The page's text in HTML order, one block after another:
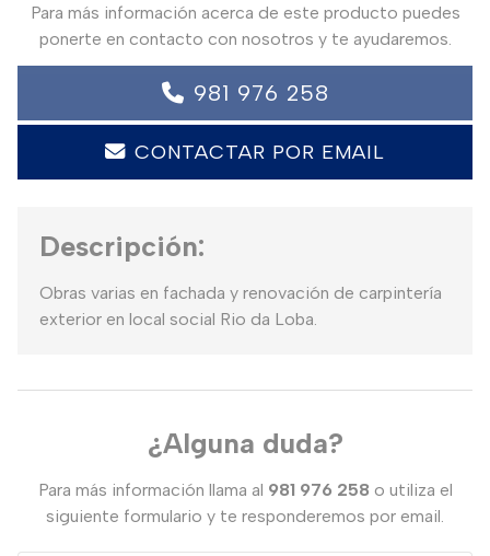
Para más información acerca de este producto puedes
ponerte en contacto con nosotros y te ayudaremos.
981 976 258
CONTACTAR POR EMAIL
Descripción:
Obras varias en fachada y renovación de carpintería
exterior en local social Rio da Loba.
¿Alguna duda?
Para más información llama al 981 976 258 o utiliza el
siguiente formulario y te responderemos por email.